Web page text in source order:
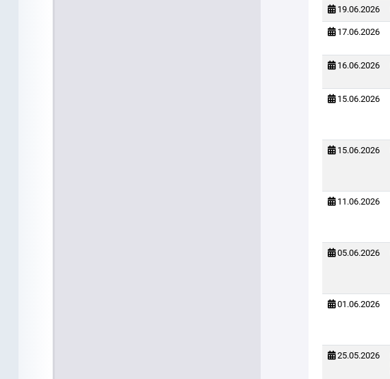
19.06.2026
17.06.2026
16.06.2026
15.06.2026
15.06.2026
11.06.2026
05.06.2026
01.06.2026
25.05.2026